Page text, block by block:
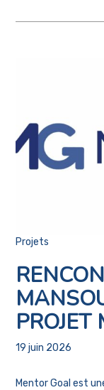
Projets
19 juin 2026
Mentor Goal est